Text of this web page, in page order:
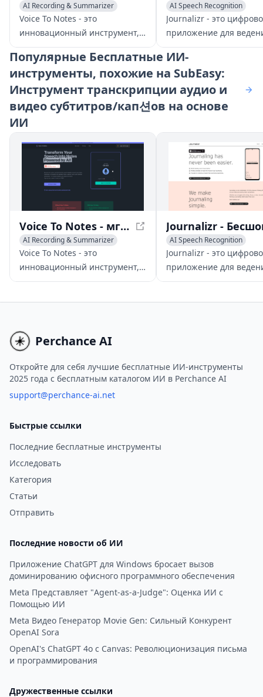
AI Recording & Summarizer
AI Notes Assistant
Transcription
Voice To Notes - это
инновационный инструмент,
который использует ИИ для
конвертации вашего голоса в
редактируемые заметки
мгновенно. Запишите свои
мысли, встречи или идеи, и
пусть приложение займется
процессом создания заметок
за вас.
AI Speech Recognition
AI Recording & Summarizer
AI Productivity Tools
Journalizr - это
приложение для
дневника, которое
легко формирование
привычки ведения
с мировым лидерством
области транскрипции
бесшовным опытом.
Популярные Бесплатные ИИ-
инструменты, похожие на SubEasy:
Инструмент транскрипции аудио и
видео субтитров/кап션ов на основе
ИИ
Voice To Notes - мгновенно конвертируйте голос в редактируемые заметки с помощью ИИ
AI Recording & Summarizer
AI Notes Assistant
Transcription
Voice To Notes - это
инновационный инструмент,
который использует ИИ для
мысли, встречи или идеи, и
пусть приложение займется
процессом создания заметок
за вас.
AI Speech Recognition
AI Recording & Summarizer
AI Productivity Tools
Journalizr - это
приложение для
дневника, которое
бесшовным опытом.
Perchance AI
Откройте для себя лучшие бесплатные ИИ-инструменты
2025 года с бесплатным каталогом ИИ в Perchance AI
support@perchance-ai.net
Быстрые ссылки
Последние бесплатные инструменты
Исследовать
Категория
Статьи
Отправить
Последние новости об ИИ
Приложение ChatGPT для Windows бросает вызов
доминированию офисного программного обеспечения
Meta Представляет "Agent-as-a-Judge": Оценка ИИ с
Помощью ИИ
Meta Видео Генератор Movie Gen: Сильный Конкурент
OpenAI Sora
OpenAI's ChatGPT 4o с Canvas: Революционизация письма
и программирования
Дружественные ссылки